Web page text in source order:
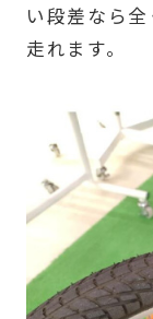
い段差なら
走れます。